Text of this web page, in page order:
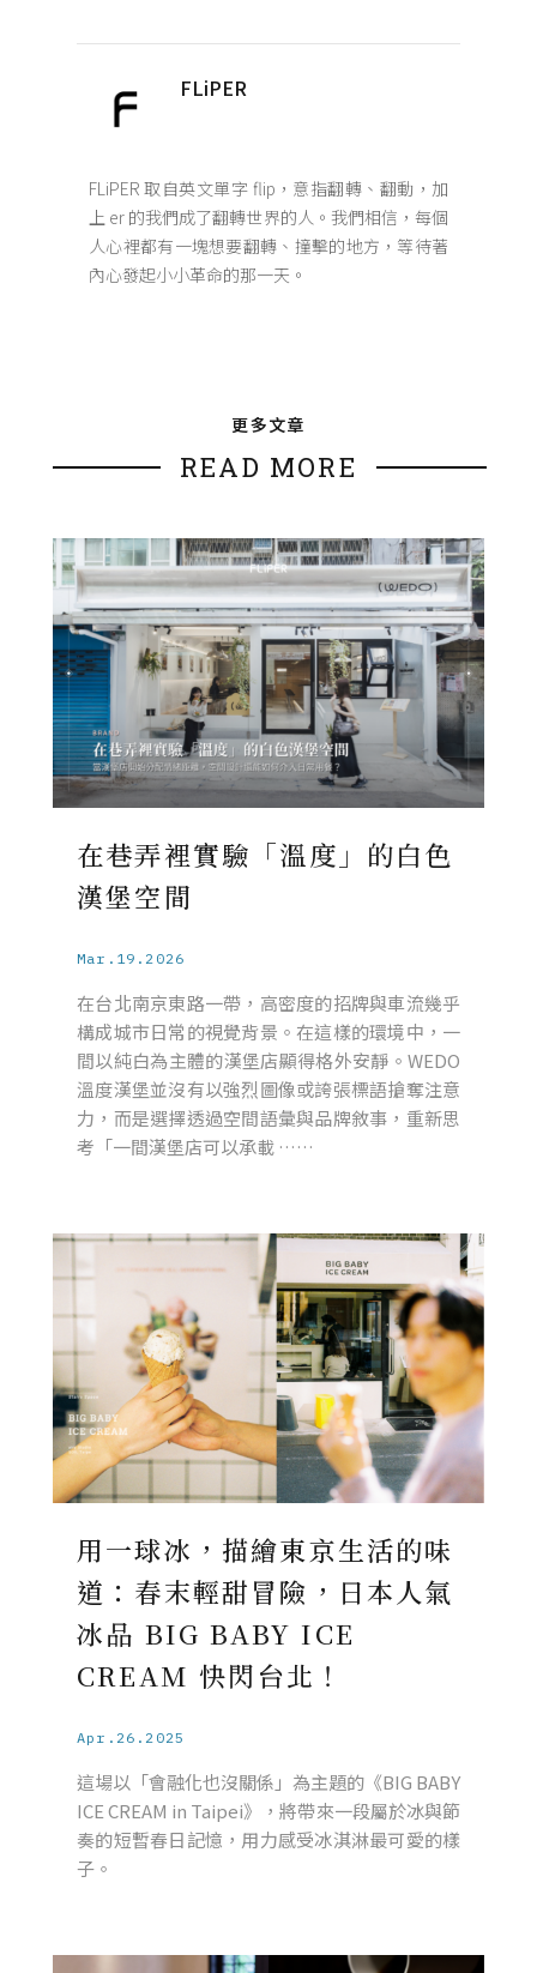
FLiPER
FLiPER 取自英文單字 flip，意指翻轉、翻動，加
上 er 的我們成了翻轉世界的人。我們相信，每個
人心裡都有一塊想要翻轉、撞擊的地方，等待著
內心發起小小革命的那一天。
更多文章
READ MORE
在巷弄裡實驗「溫度」的白色
漢堡空間
Mar.19.2026
在台北南京東路一帶，高密度的招牌與車流幾乎
構成城市日常的視覺背景。在這樣的環境中，一
間以純白為主體的漢堡店顯得格外安靜。WEDO
溫度漢堡並沒有以強烈圖像或誇張標語搶奪注意
力，而是選擇透過空間語彙與品牌敘事，重新思
考「一間漢堡店可以承載 ……
用一球冰，描繪東京生活的味
道：春末輕甜冒險，日本人氣
冰品 BIG BABY ICE
CREAM 快閃台北！
Apr.26.2025
這場以「會融化也沒關係」為主題的《BIG BABY
ICE CREAM in Taipei》，將帶來一段屬於冰與節
奏的短暫春日記憶，用力感受冰淇淋最可愛的樣
子。